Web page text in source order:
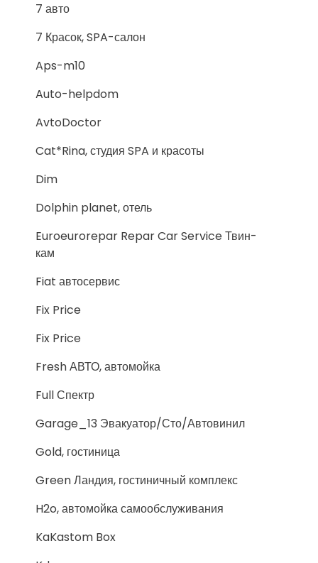
7 авто
7 Красок, SPA-салон
Aps-m10
Auto-helpdom
AvtoDoctor
Cat*Rina, студия SPA и красоты
Dim
Dolphin planet, отель
Euroeurorepar Repar Car Service Твин-
кам
Fiat автосервис
Fix Price
Fix Price
Fresh АВТО, автомойка
Full Спектр
Garage_13 Эвакуатор/Сто/Автовинил
Gold, гостиница
Green Ландия, гостиничный комплекс
H2o, автомойка самообслуживания
KaKastom Box